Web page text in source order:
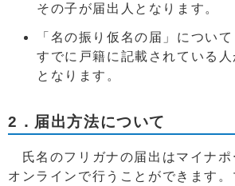
その子が届出人となります。
「名の振り仮名の届」について
すでに戸籍に記載されている人
となります。
2．届出方法について
氏名のフリガナの届出はマイナポ
オンラインで行うことができます